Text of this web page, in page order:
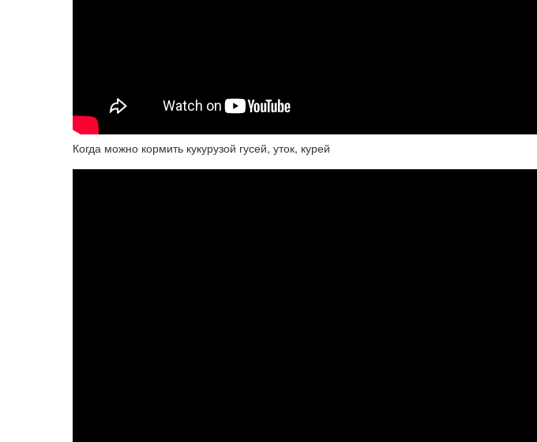
Когда можно кормить кукурузой гусей, уток, курей